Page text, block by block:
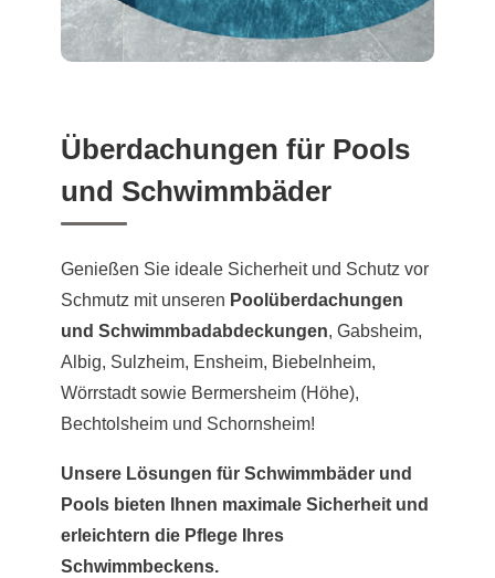
Überdachungen für Pools
und Schwimmbäder
Genießen Sie ideale Sicherheit und Schutz vor
Schmutz mit unseren Poolüberdachungen
und Schwimmbadabdeckungen, Gabsheim,
Albig, Sulzheim, Ensheim, Biebelnheim,
Wörrstadt sowie Bermersheim (Höhe),
Bechtolsheim und Schornsheim!
Unsere Lösungen für Schwimmbäder und
Pools bieten Ihnen maximale Sicherheit und
erleichtern die Pflege Ihres
Schwimmbeckens.